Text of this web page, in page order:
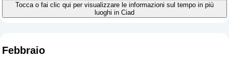
Tocca o fai clic qui per visualizzare le informazioni sul tempo in più
luoghi in Ciad
Febbraio